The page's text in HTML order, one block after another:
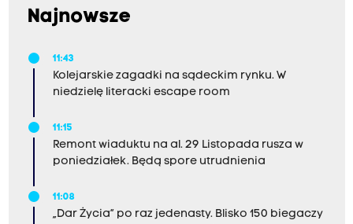
Najnowsze
11:43
Kolejarskie zagadki na sądeckim rynku. W
niedzielę literacki escape room
11:15
Remont wiaduktu na al. 29 Listopada rusza w
poniedziałek. Będą spore utrudnienia
11:08
„Dar Życia” po raz jedenasty. Blisko 150 biegaczy